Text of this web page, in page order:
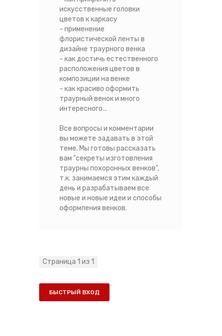
искусственные головки
цветов к каркасу
- применение
флористической ленты в
дизайне траурного венка
- как достичь естественного
расположения цветов в
композиции на венке
- как красиво оформить
траурный венок и много
интересного...
Все вопросы и комментарии
вы можете задавать в этой
теме. Мы готовы рассказать
вам "секреты изготовления
траурны похоронных венков",
т.к. занимаемся этим каждый
день и разрабатываем все
новые и новые идеи и способы
оформления венков.
Страница 1 из 1